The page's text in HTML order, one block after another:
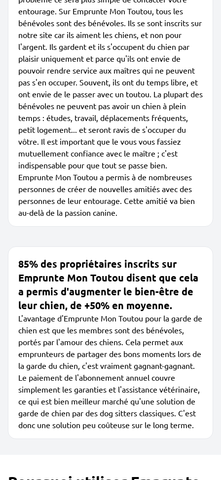
entourage. Sur Emprunte Mon Toutou, tous les
bénévoles sont des bénévoles. Ils se sont inscrits sur
notre site car ils aiment les chiens, et non pour
l'argent. Ils gardent et ils s'occupent du chien par
plaisir uniquement et parce qu'ils ont envie de
pouvoir rendre service aux maîtres qui ne peuvent
pas s'en occuper. Souvent, ils ont du temps libre, et
ont envie de le passer avec un toutou. La plupart des
bénévoles ne peuvent pas avoir un chien à plein
temps : études, travail, déplacements fréquents,
petit logement... et seront ravis de s'occuper du
vôtre. Il est important que le vous vous fassiez
mutuellement confiance avec le maître ; c'est
indispensable pour que tout se passe bien.
Emprunte Mon Toutou a permis à de nombreuses
personnes de créer de nouvelles amitiés avec des
personnes de leur entourage. Cette amitié va bien
au-delà de la passion canine.
85% des propriétaires inscrits sur
Emprunte Mon Toutou disent que cela
a permis d'augmenter le bien-être de
leur chien, de +50% en moyenne.
L'avantage d'Emprunte Mon Toutou pour la garde de
chien est que les membres sont des bénévoles,
portés par l'amour des chiens. Cela permet aux
emprunteurs de partager des bons moments lors de
la garde du chien, c'est vraiment gagnant-gagnant.
Le paiement de l'abonnement annuel couvre
simplement les garanties et l'assistance vétérinaire,
ce qui est bien meilleur marché qu'une solution de
garde de chien par des dog sitters classiques. C'est
donc une solution peu coûteuse sur le long terme.